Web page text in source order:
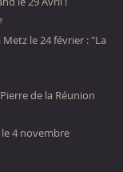
le 24 février : "La
de la Réunion
4 novembre